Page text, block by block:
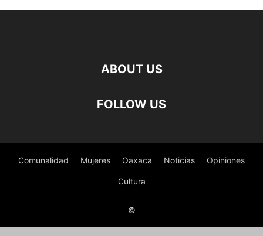
ABOUT US
FOLLOW US
Comunalidad Mujeres Oaxaca Noticias Opiniones
Cultura
©